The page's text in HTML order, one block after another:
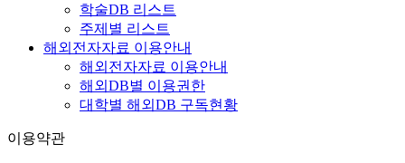
학술DB 리스트
주제별 리스트
해외전자자료 이용안내
해외전자자료 이용안내
해외DB별 이용권한
대학별 해외DB 구독현황
이용약관